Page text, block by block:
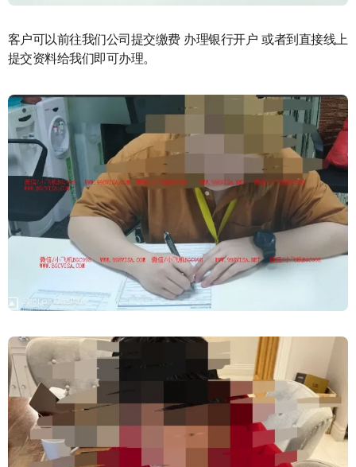
客户可以前往我们公司提交缴费 办理银行开户 或者到直接线上
提交资料给我们即可办理。